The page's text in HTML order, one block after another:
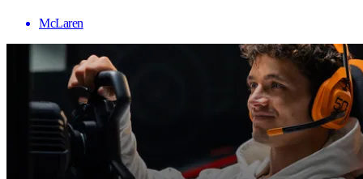
McLaren